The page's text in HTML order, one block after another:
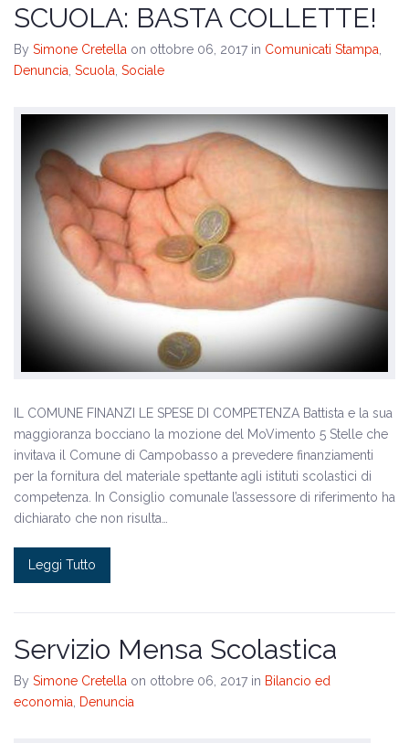
SCUOLA: BASTA COLLETTE!
By Simone Cretella on ottobre 06, 2017 in Comunicati Stampa
Denuncia Scuola Sociale
IL COMUNE FINANZI LE SPESE DI COMPETENZA Battista e la sua
maggioranza bocciano la mozione del MoVimento 5 Stelle che
invitava il Comune di Campobasso a prevedere finanziamenti
per la fornitura del materiale spettante agli istituti scolastici di
competenza. In Consiglio comunale l’assessore di riferimento ha
dichiarato che non risulta…
Leggi Tutto
Servizio Mensa Scolastica
By Simone Cretella on ottobre 06, 2017 in Bilancio ed
economia
Denuncia